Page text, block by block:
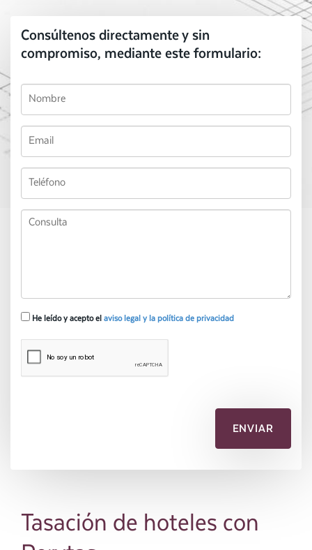
Consúltenos directamente y sin
compromiso, mediante este formulario:
He leído y acepto el aviso legal y la política de privacidad
Tasación de hoteles con